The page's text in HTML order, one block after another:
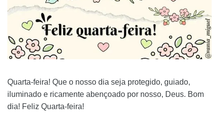
Quarta-feira! Que o nosso dia seja protegido, guiado,
iluminado e ricamente abençoado por nosso, Deus. Bom
dia! Feliz Quarta-feira!